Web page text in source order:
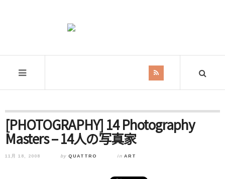
[PHOTOGRAPHY] 14 Photography
Masters – 14人の写真家
11月 18, 2008 by QUATTRO in ART